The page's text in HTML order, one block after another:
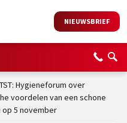
NIEUWSBRIEF
Hygieneforum over
voordelen van een schone
5 november